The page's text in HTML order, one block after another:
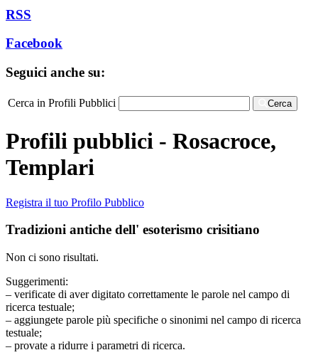
RSS
Facebook
Seguici anche su:
Cerca in Profili Pubblici Cerca
Profili pubblici - Rosacroce,
Templari
Registra il tuo Profilo Pubblico
Tradizioni antiche dell' esoterismo crisitiano
Non ci sono risultati.
Suggerimenti:
– verificate di aver digitato correttamente le parole nel campo di
ricerca testuale;
– aggiungete parole più specifiche o sinonimi nel campo di ricerca
testuale;
– provate a ridurre i parametri di ricerca.